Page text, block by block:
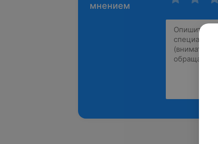
мнением